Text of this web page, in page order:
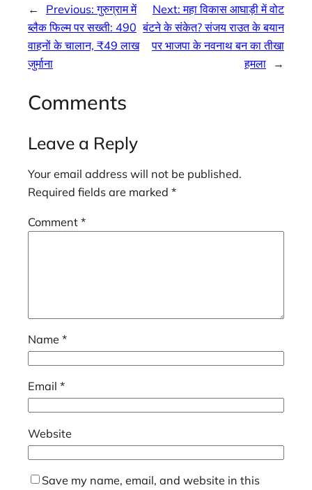
← Previous:गुरुग्राम में
ब्लैक फिल्म पर सख्ती: 490
वाहनों के चालान, ₹49 लाख
जुर्माना
Next:महा विकास आघाड़ी में वोट
बंटने के संकेत? संजय राउत के बयान
पर भाजपा के नवनाथ बन का तीखा
हमला
→
Comments
Leave a Reply
Your email address will not be published.
Required fields are marked *
Comment *
Name *
Email *
Website
Save my name, email, and website in this